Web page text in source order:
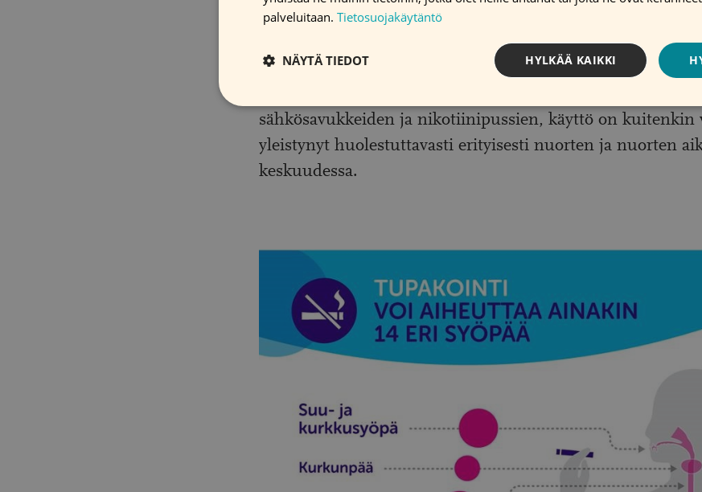
Hyvä uutinen on se, että tupakointi on vähentynyt
2024 työikäisistä aikuisista naisista tupakoi päivittäin 9 ja
sähkösavukkeiden ja nikotiinipussien, käyttö on kuitenkin
yleistynyt huolestuttavasti erityisesti nuorten ja nuorten
keskuudessa.
palveluitaan. Tietosuojakäytäntö
HYLKÄÄ KAIKKI
NÄYTÄ TIEDOT